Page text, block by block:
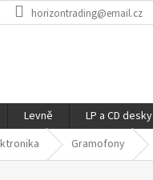
horizontrading@email.cz
Levně LP a CD desky
Gramofony